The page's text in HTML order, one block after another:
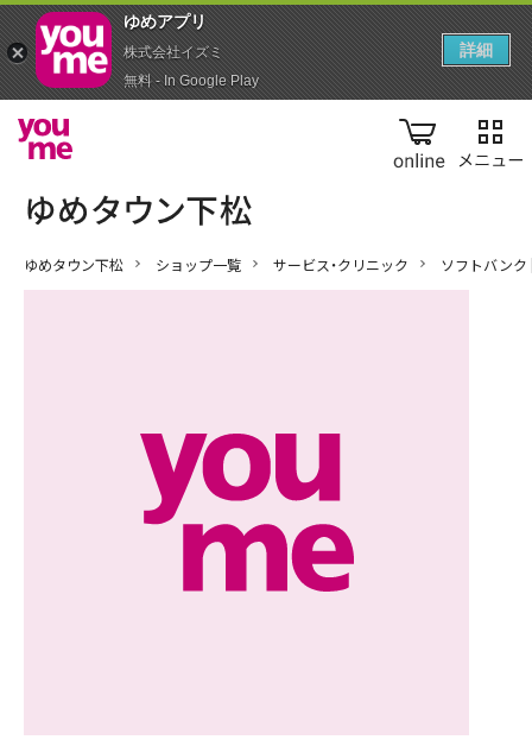
online
ゆめタウン下松 ショップ一覧 サービス・クリニック ソフトバンク
ゆめアプ‪リ‬
株式会社イズミ
無料 - In Google Play
詳細